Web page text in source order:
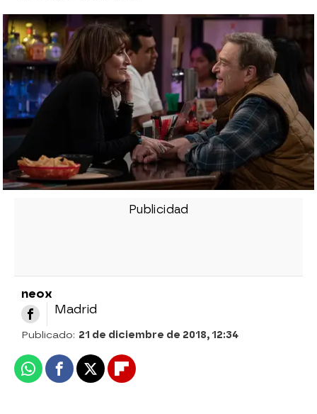
neox
Madrid
Publicado: 21 de diciembre de 2018, 12:34
WhatsappFacebook
X Flipboard